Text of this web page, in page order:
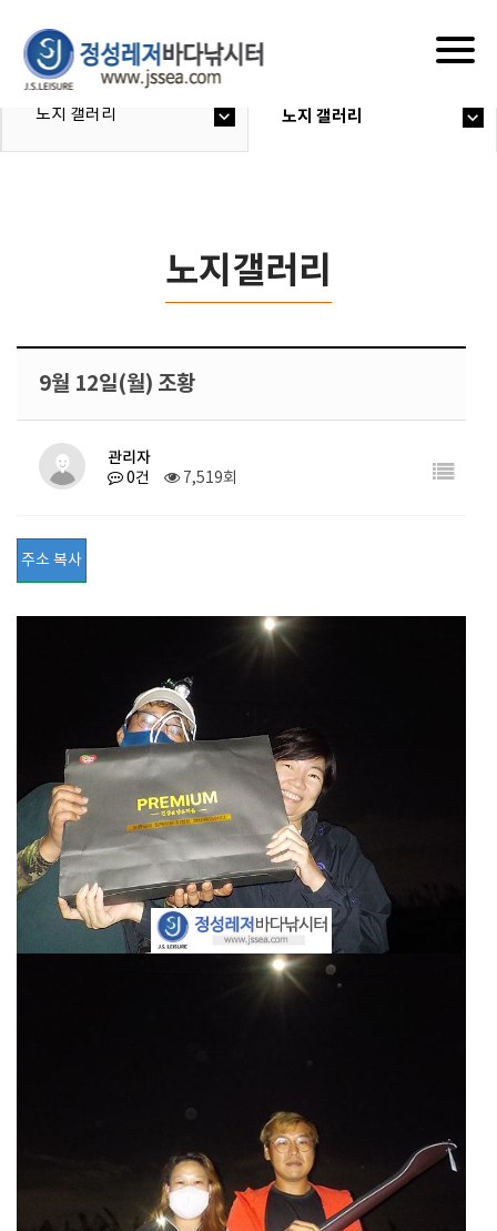
노지 갤러리 노지 갤러리
노지갤러리
9월 12일(월) 조황
관리자
0건 7,519회
주소 복사